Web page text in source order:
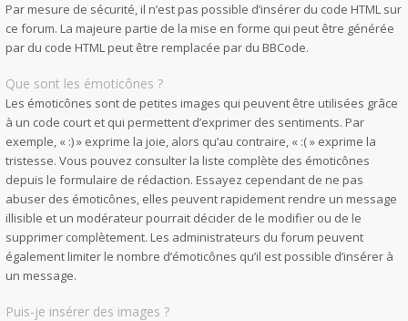
Par mesure de sécurité, il n’est pas possible d’insérer du code HTML sur
ce forum. La majeure partie de la mise en forme qui peut être générée
par du code HTML peut être remplacée par du BBCode.
Que sont les émoticônes ?
Les émoticônes sont de petites images qui peuvent être utilisées grâce
à un code court et qui permettent d’exprimer des sentiments. Par
exemple, « :) » exprime la joie, alors qu’au contraire, « :( » exprime la
tristesse. Vous pouvez consulter la liste complète des émoticônes
depuis le formulaire de rédaction. Essayez cependant de ne pas
abuser des émoticônes, elles peuvent rapidement rendre un message
illisible et un modérateur pourrait décider de le modifier ou de le
supprimer complètement. Les administrateurs du forum peuvent
également limiter le nombre d’émoticônes qu’il est possible d’insérer à
un message.
Puis-je insérer des images ?